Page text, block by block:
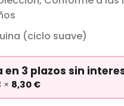
(ciclo suave)
en 3 plazos sin
× 8,30 €